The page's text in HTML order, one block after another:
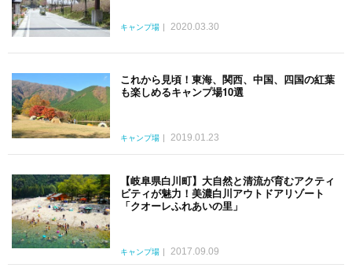
キャンプ場 2020.03.30
これから見頃！東海、関西、中国、四国の紅葉
も楽しめるキャンプ場10選
キャンプ場 2019.01.23
【岐阜県白川町】大自然と清流が育むアクティ
ビティが魅力！美濃白川アウトドアリゾート
「クオーレふれあいの里」
キャンプ場 2017.09.09